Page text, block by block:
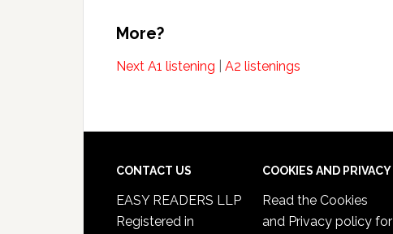
More?
Next A1 listening A2 listenings
CONTACT US
EASY READERS LLP
Registered in
COOKIES AND PRIVACY
Read the Cookies
and Privacy policy for